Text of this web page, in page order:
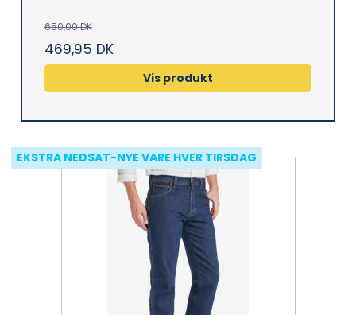
650,00 DK
469,95 DK
Vis produkt
EKSTRA NEDSAT-NYE VARE HVER TIRSDAG